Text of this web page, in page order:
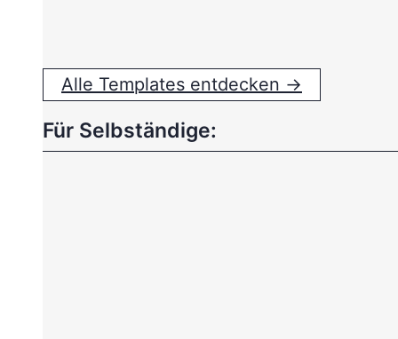
Alle Templates entdecken →
Für Selbständige: